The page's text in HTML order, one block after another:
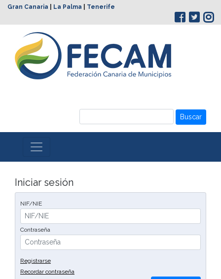
Gran Canaria La Palma Tenerife
Buscar
Iniciar sesión
NIF/NIE
Contraseña
Registrarse
Recordar contraseña